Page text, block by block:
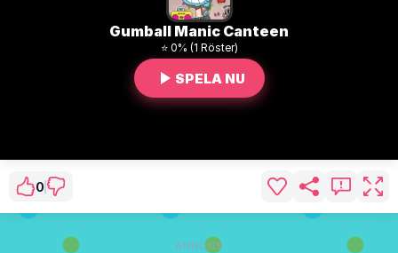
Gumball Manic Canteen
⭐ 0% (1 Röster)
SPELA NU
0
ANNONS